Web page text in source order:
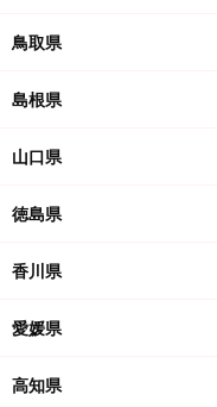
鳥取県
島根県
山口県
徳島県
香川県
愛媛県
高知県